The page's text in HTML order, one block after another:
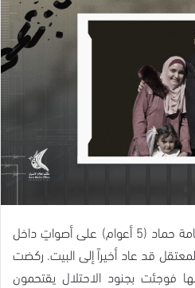
حين استيقظت الطفلة حور أسامة حماد (5 أعوام) على أصواتٍ داخل
قد عاد أخيراً إلى البيت. ركضت
فوجئت بجنود الاحتلال يقتحمون